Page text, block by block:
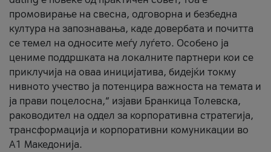
промовирање на свесна, одговорна и безбедна
култура на запознавања, каде довербата и почитта
се темел на односите меѓу луѓето. Особено ја
цениме поддршката на локалните партнери кои се
приклучија на оваа иницијатива, бидејќи токму
нивното учество ја потенцира важноста на темата и
ја прави поцелосна,“ изјави Бранкица Толевска,
раководител на оддел за корпоративна стратегија,
трансформација и корпоративни комуникации во
А1 Македонија.